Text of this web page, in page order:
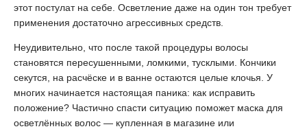
этот постулат на себе. Осветление даже на один тон требует
применения достаточно агрессивных средств.
Неудивительно, что после такой процедуры волосы
становятся пересушенными, ломкими, тусклыми. Кончики
секутся, на расчёске и в ванне остаются целые клочья. У
многих начинается настоящая паника: как исправить
положение? Частично спасти ситуацию поможет маска для
осветлённых волос — купленная в магазине или